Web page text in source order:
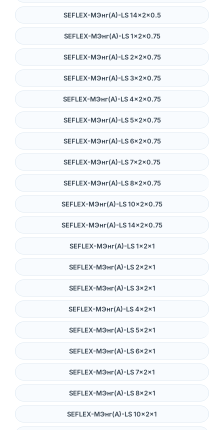
SEFLEX-MЭнг(А)-LS 14×2×0.5
SEFLEX-MЭнг(А)-LS 1×2×0.75
SEFLEX-MЭнг(А)-LS 2×2×0.75
SEFLEX-MЭнг(А)-LS 3×2×0.75
SEFLEX-MЭнг(А)-LS 4×2×0.75
SEFLEX-MЭнг(А)-LS 5×2×0.75
SEFLEX-MЭнг(А)-LS 6×2×0.75
SEFLEX-MЭнг(А)-LS 7×2×0.75
SEFLEX-MЭнг(А)-LS 8×2×0.75
SEFLEX-MЭнг(А)-LS 10×2×0.75
SEFLEX-MЭнг(А)-LS 14×2×0.75
SEFLEX-MЭнг(А)-LS 1×2×1
SEFLEX-MЭнг(А)-LS 2×2×1
SEFLEX-MЭнг(А)-LS 3×2×1
SEFLEX-MЭнг(А)-LS 4×2×1
SEFLEX-MЭнг(А)-LS 5×2×1
SEFLEX-MЭнг(А)-LS 6×2×1
SEFLEX-MЭнг(А)-LS 7×2×1
SEFLEX-MЭнг(А)-LS 8×2×1
SEFLEX-MЭнг(А)-LS 10×2×1